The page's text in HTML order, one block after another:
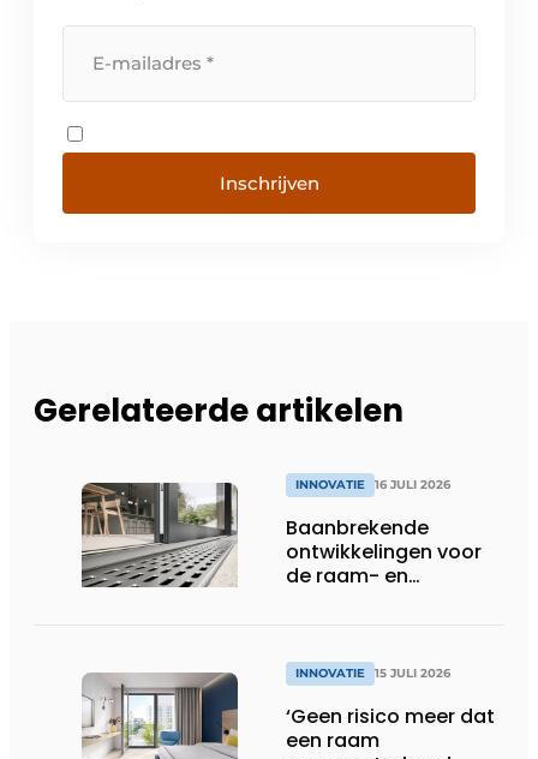
Inschrijven
Gerelateerde artikelen
INNOVATIE 16 JULI 2026
Baanbrekende
ontwikkelingen voor
de raam- en
INNOVATIE 15 JULI 2026
‘Geen risico meer dat
een raam